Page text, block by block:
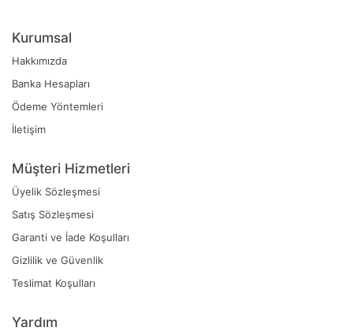
Kurumsal
Hakkımızda
Banka Hesapları
Ödeme Yöntemleri
İletişim
Müşteri Hizmetleri
Üyelik Sözleşmesi
Satış Sözleşmesi
Garanti ve İade Koşulları
Gizlilik ve Güvenlik
Teslimat Koşulları
Yardım